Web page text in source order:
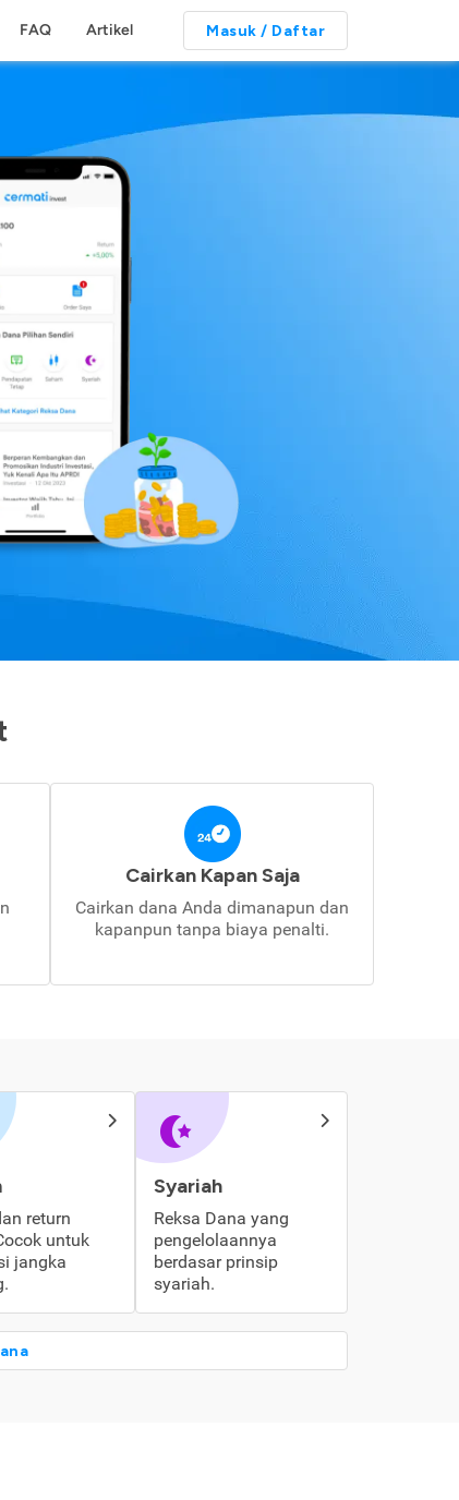
FAQ Artikel Masuk / Daftar
Cairkan Kapan Saja
Cairkan dana Anda dimanapun dan
kapanpun tanpa biaya penalti.
return
untuk
jangka
Syariah
Reksa Dana yang
pengelolaannya
berdasar prinsip
syariah.